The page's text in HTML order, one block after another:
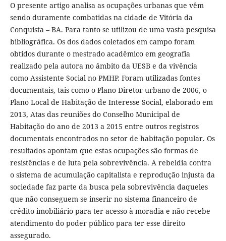
O presente artigo analisa as ocupações urbanas que vêm
sendo duramente combatidas na cidade de Vitória da
Conquista – BA. Para tanto se utilizou de uma vasta pesquisa
bibliográfica. Os dos dados coletados em campo foram
obtidos durante o mestrado acadêmico em geografia
realizado pela autora no âmbito da UESB e da vivência
como Assistente Social no PMHP. Foram utilizadas fontes
documentais, tais como o Plano Diretor urbano de 2006, o
Plano Local de Habitação de Interesse Social, elaborado em
2013, Atas das reuniões do Conselho Municipal de
Habitação do ano de 2013 a 2015 entre outros registros
documentais encontrados no setor de habitação popular. Os
resultados apontam que estas ocupações são formas de
resistências e de luta pela sobrevivência. A rebeldia contra
o sistema de acumulação capitalista e reprodução injusta da
sociedade faz parte da busca pela sobrevivência daqueles
que não conseguem se inserir no sistema financeiro de
crédito imobiliário para ter acesso à moradia e não recebe
atendimento do poder público para ter esse direito
assegurado.